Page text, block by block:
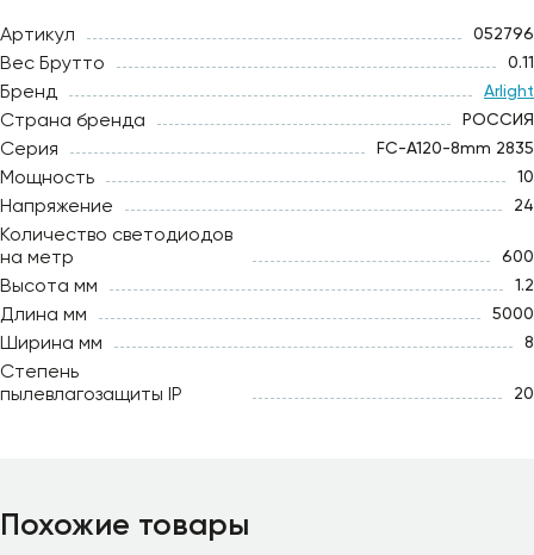
Артикул 052796
Вес Брутто 0.11
Бренд Arlight
Страна бренда РОССИЯ
Серия FC-A120-8mm 2835
Мощность 10
Напряжение 24
Количество светодиодов
на метр
600
Высота мм 1.2
Длина мм 5000
Ширина мм 8
Степень
пылевлагозащиты IP
20
Похожие товары